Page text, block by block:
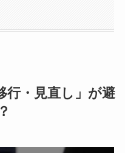
行・見直し」が避